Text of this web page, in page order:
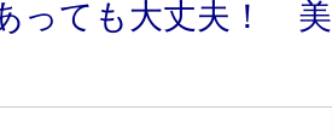
っても大丈夫！ 美